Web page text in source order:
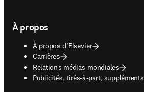
À propos
À propos d’Elsevier
Carrières
Relations médias mondiales
Publicités, tirés-à-part, suppléments
opens in new tab/window